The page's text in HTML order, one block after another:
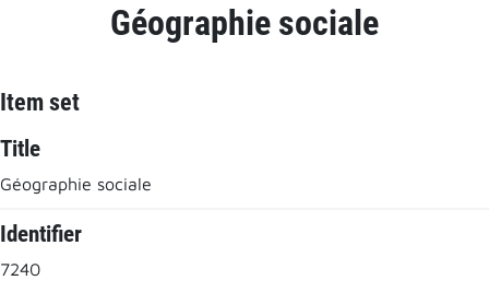
Géographie sociale
Item set
Title
Géographie sociale
Identifier
7240